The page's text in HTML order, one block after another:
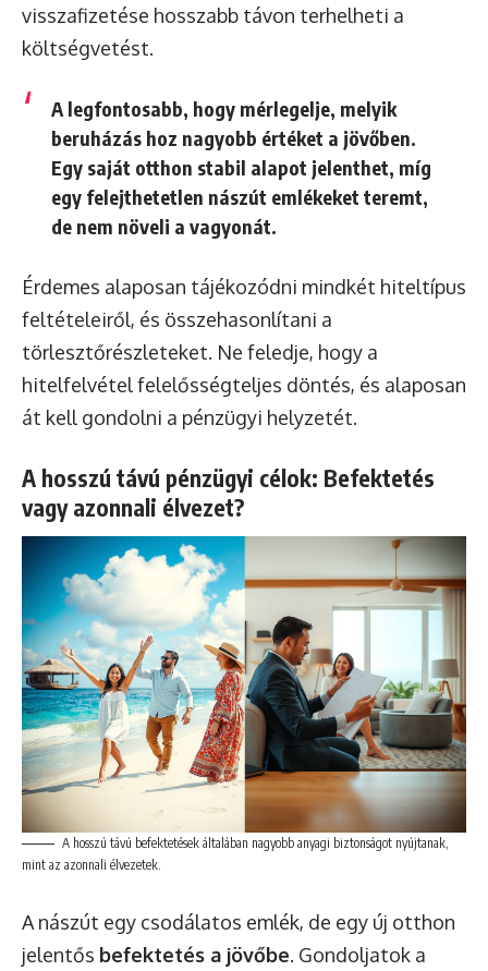
visszafizetése hosszabb távon terhelheti a
költségvetést.
A legfontosabb, hogy mérlegelje, melyik
beruházás hoz nagyobb értéket a jövőben.
Egy saját otthon stabil alapot jelenthet, míg
egy felejthetetlen nászút emlékeket teremt,
de nem növeli a vagyonát.
Érdemes alaposan tájékozódni mindkét hiteltípus
feltételeiről, és összehasonlítani a
törlesztőrészleteket. Ne feledje, hogy a
hitelfelvétel felelősségteljes döntés, és alaposan
át kell gondolni a pénzügyi helyzetét.
A hosszú távú pénzügyi célok: Befektetés
vagy azonnali élvezet?
A hosszú távú befektetések általában nagyobb anyagi biztonságot nyújtanak,
mint az azonnali élvezetek.
A nászút egy csodálatos emlék, de egy új otthon
jelentős befektetés a jövőbe. Gondoljatok a